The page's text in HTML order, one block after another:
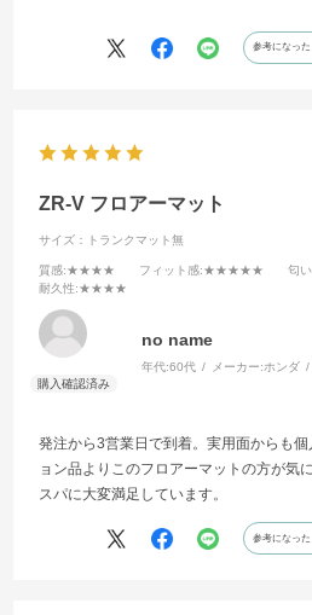
ください。
発送も早くて助かりました。今後また車
参考になった
ZR-V フロアーマット
サイズ：トランクマット無
質感:★★★★ フィット感:★★★★★ 匂い
耐久性:★★★★
no name
年代:60代 メーカー:ホンダ
発注から3営業日で到着。実用面からも
ョン品よりこのフロアーマットの方が気
スパに大変満足しています。
参考になった